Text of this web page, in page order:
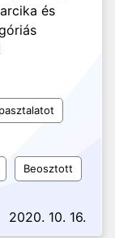
és
Beosztott
2020. 10. 16.